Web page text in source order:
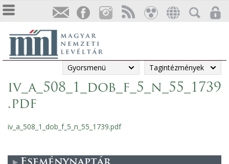
Gyorsmenü Tagintézmények
iv_a_508_1_dob_f_5_n_55_1739
.pdf
iv_a_508_1_dob_f_5_n_55_1739.pdf